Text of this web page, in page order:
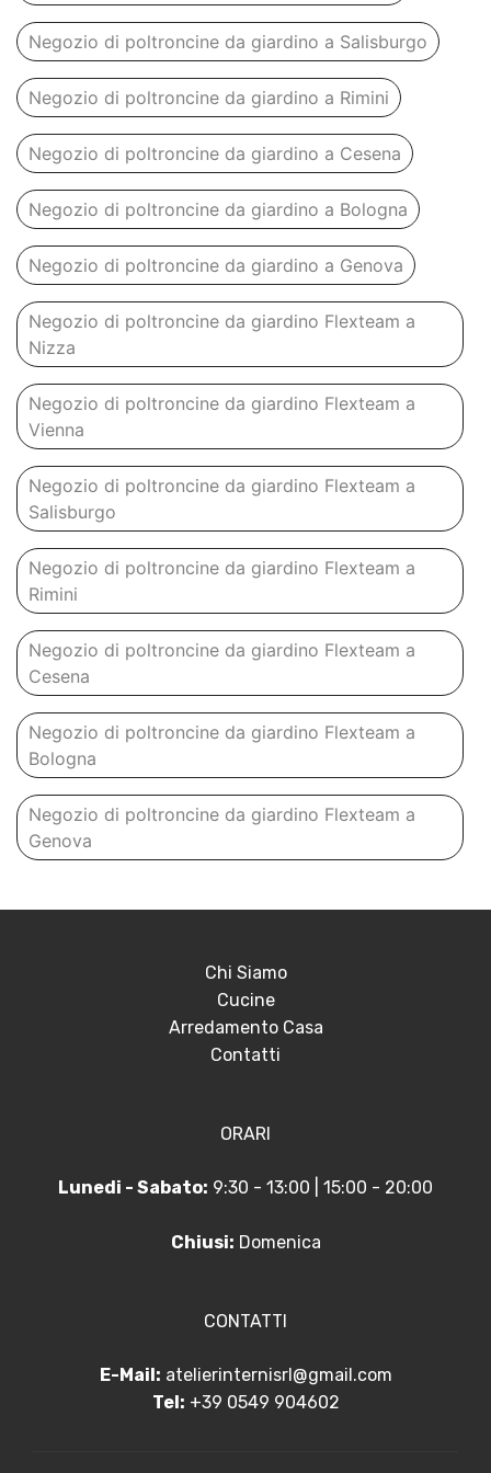
Negozio di poltroncine da giardino a Salisburgo
Negozio di poltroncine da giardino a Rimini
Negozio di poltroncine da giardino a Cesena
Negozio di poltroncine da giardino a Bologna
Negozio di poltroncine da giardino a Genova
Negozio di poltroncine da giardino Flexteam a
Nizza
Negozio di poltroncine da giardino Flexteam a
Vienna
Negozio di poltroncine da giardino Flexteam a
Salisburgo
Negozio di poltroncine da giardino Flexteam a
Rimini
Negozio di poltroncine da giardino Flexteam a
Cesena
Negozio di poltroncine da giardino Flexteam a
Bologna
Negozio di poltroncine da giardino Flexteam a
Genova
Chi Siamo
Cucine
Arredamento Casa
Contatti
ORARI
Lunedi - Sabato: 9:30 - 13:00 | 15:00 - 20:00
Chiusi: Domenica
CONTATTI
E-Mail: atelierinternisrl@gmail.com
Tel: +39 0549 904602